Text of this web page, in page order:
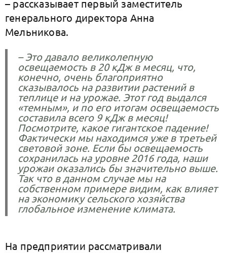
– рассказывает первый заместитель
генерального директора Анна
Мельникова.
– Это давало великолепную
освещаемость в 20 кДж в месяц, что,
конечно, очень благоприятно
сказывалось на развитии растений в
теплице и на урожае. Этот год выдался
«темным», и по его итогам освещаемость
составила всего 9 кДж в месяц!
Посмотрите, какое гигантское падение!
Фактически мы находимся уже в третьей
световой зоне. Если бы освещаемость
сохранилась на уровне 2016 года, наши
урожаи оказались бы значительно выше.
Так что в данном случае мы на
собственном примере видим, как влияет
на экономику сельского хозяйства
глобальное изменение климата.
На предприятии рассматривали